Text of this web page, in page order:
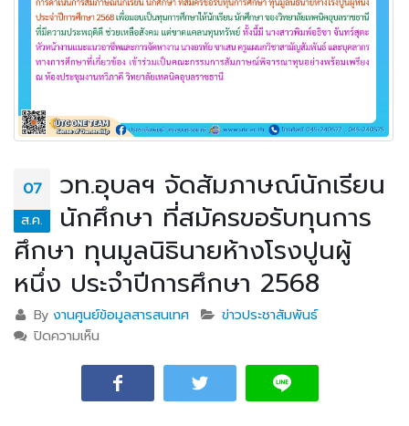
07
ส.ค.
วท.อุบลฯ จัดสัมภาษณ์นักเรียน
นักศึกษา ที่สมัครขอรับทุนการ
ศึกษา ทุนมูลนิธินายห้างโรงปูนผู้
หนึ่ง ประจำปีการศึกษา 2568
Byงานศูนย์ข้อมูลสารสนเทศ
ข่าวประชาสัมพันธ์
ปิดความเห็น
ปีการศึกษา 2568